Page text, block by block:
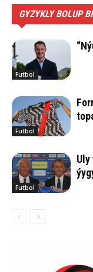
GYZYKLY BOLUP
Futbol
Futbol
Futbol